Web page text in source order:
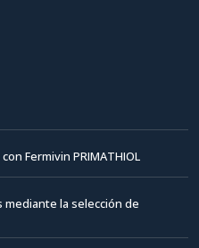
Fermivin PRIMATHIOL
la selección de